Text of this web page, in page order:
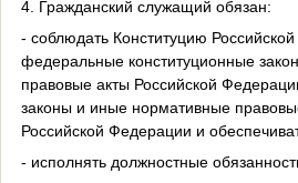
4. Гражданский служащий обязан:
- соблюдать Конституцию
федеральные конституционные
правовые акты Российской
законы и иные нормативные
Российской Федерации и
- исполнять должностные